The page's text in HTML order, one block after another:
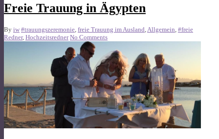
Freie Trauung in Ägypten
By iw #trauungszeremonie, freie Trauung im Ausland,Allgemein, #freie
Redner, Hochzeitsredner No Comments